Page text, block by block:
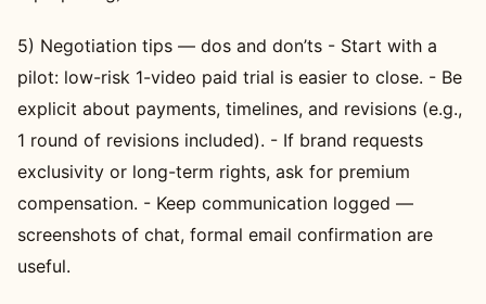
5) Negotiation tips — dos and don’ts - Start with a
pilot: low-risk 1-video paid trial is easier to close. - Be
explicit about payments, timelines, and revisions (e.g.,
1 round of revisions included). - If brand requests
exclusivity or long-term rights, ask for premium
compensation. - Keep communication logged —
screenshots of chat, formal email confirmation are
useful.